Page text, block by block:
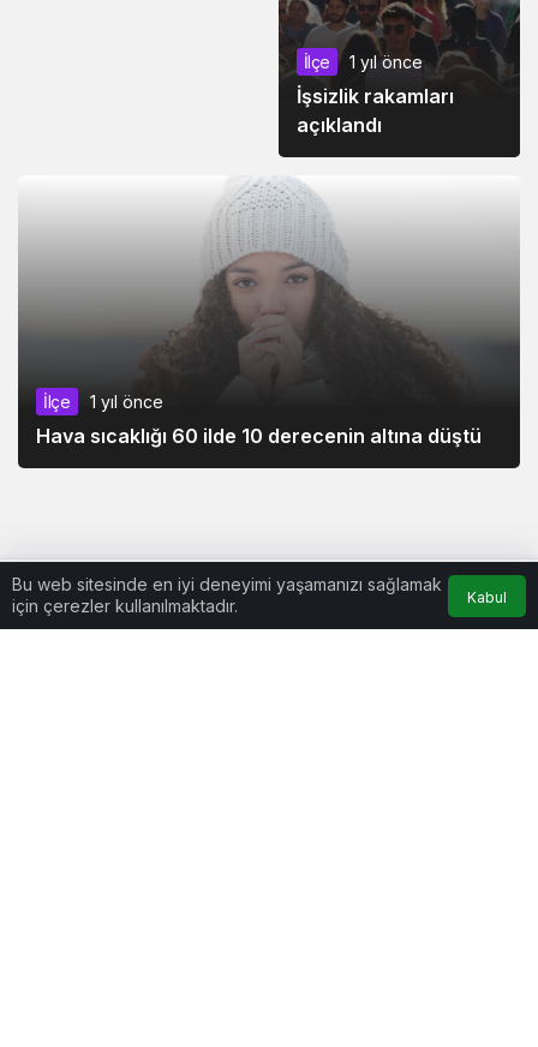
İlçe 1 yıl önce
İşsizlik rakamları
açıklandı
İlçe 1 yıl önce
Hava sıcaklığı 60 ilde 10 derecenin altına düştü
Bu web sitesinde en iyi deneyimi yaşamanızı sağlamak
için çerezler kullanılmaktadır.
Kabul